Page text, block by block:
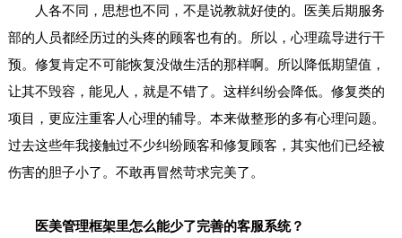
人各不同，思想也不同，不是说教就好使的。医美后期服务
部的人员都经历过的头疼的顾客也有的。所以，心理疏导进行干
预。修复肯定不可能恢复没做生活的那样啊。所以降低期望值，
让其不毁容，能见人，就是不错了。这样纠纷会降低。修复类的
项目，更应注重客人心理的辅导。本来做整形的多有心理问题。
过去这些年我接触过不少纠纷顾客和修复顾客，其实他们已经被
伤害的胆子小了。不敢再冒然苛求完美了。
医美管理框架里怎么能少了完善的客服系统？